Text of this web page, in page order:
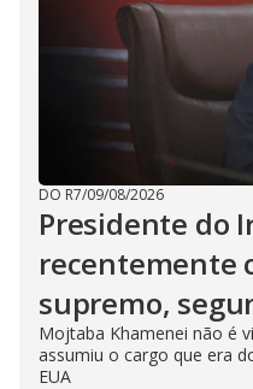
DO R7/09/08/2026
Presidente do
recentemente
supremo,
Mojtaba Khamenei não é
assumiu o cargo que era
EUA